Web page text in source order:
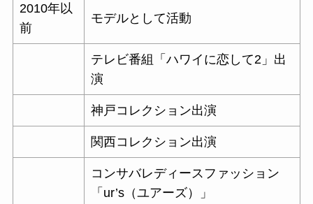
2010年以
前
モデルとして活動
テレビ番組「ハワイに恋して2」出
演
神戸コレクション出演
関西コレクション出演
コンサバレディースファッション
「ur’s（ユアーズ）」